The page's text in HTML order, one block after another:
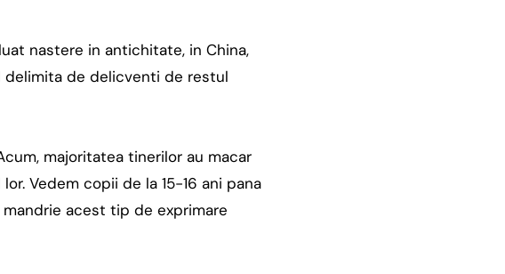
nastere in antichitate, in China,
de delicventi de restul
majoritatea tinerilor au macar
Vedem copii de la 15-16 ani pana
acest tip de exprimare